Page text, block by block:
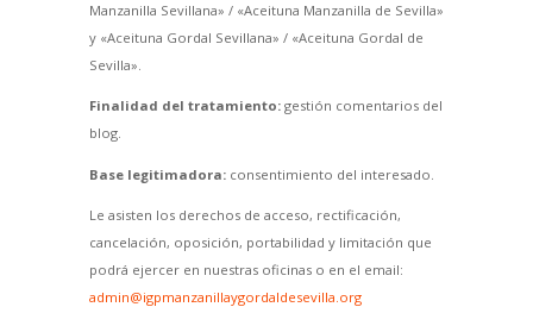
Manzanilla Sevillana» / «Aceituna Manzanilla de Sevilla»
y «Aceituna Gordal Sevillana» / «Aceituna Gordal de
Sevilla».
Finalidad del tratamiento:gestión comentarios del
blog.
Base legitimadora:consentimiento del interesado.
Le asisten los derechos de acceso, rectificación,
cancelación, oposición, portabilidad y limitación que
podrá ejercer en nuestras oficinas o en el email:
admin@igpmanzanillaygordaldesevilla.org